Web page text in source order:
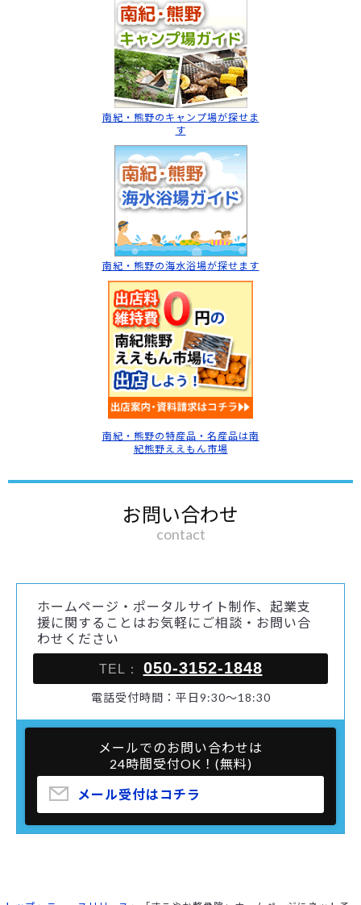
南紀・熊野のキャンプ場が探せま
す
南紀・熊野の海水浴場が探せます
南紀・熊野の特産品・名産品は南
紀熊野ええもん市場
お問い合わせ
contact
ホームページ・ポータルサイト制作、起業支
援に関することはお気軽にご相談・お問い合
わせください
TEL： 050-3152-1848
電話受付時間：平日9:30～18:30
メールでのお問い合わせは
24時間受付OK！(無料)
メール受付はコチラ